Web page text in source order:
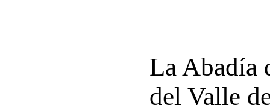
La Abadía
del Valle